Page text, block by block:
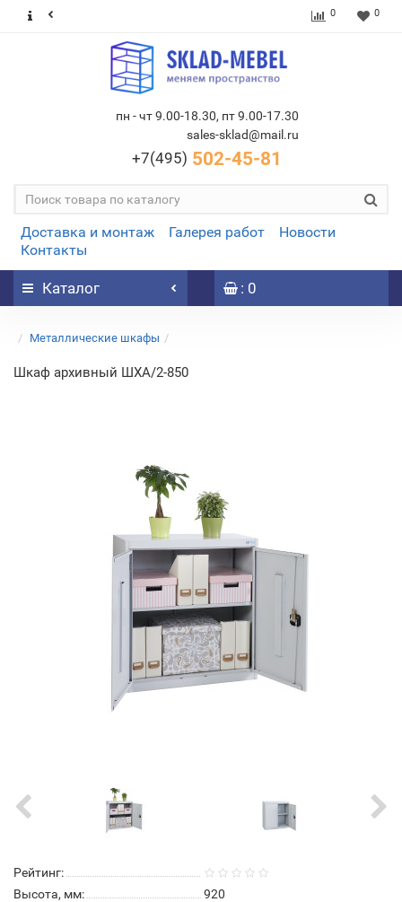
0 0
пн - чт 9.00-18.30, пт 9.00-17.30
sales-sklad@mail.ru
+7(495) 502-45-81
Доставка и монтаж Галерея работ
Новости
Контакты
Каталог : 0
Металлические шкафы
Шкаф архивный ШХА/2-850
Рейтинг:
Высота, мм:
920